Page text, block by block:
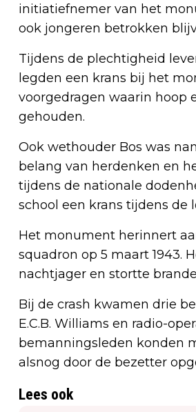
initiatiefnemer van het
ook jongeren betrokken
Tijdens de plechtigheid
legden een krans bij het
voorgedragen waarin hoop
gehouden.
Ook wethouder Bos was
belang van herdenken en
tijdens de nationale
school een krans tijdens de
Het monument herinnert
squadron op 5 maart 1943.
nachtjager en stortte
Bij de crash kwamen drie
E.C.B. Williams en radio-
bemanningsleden konden
alsnog door de bezetter
Lees ook